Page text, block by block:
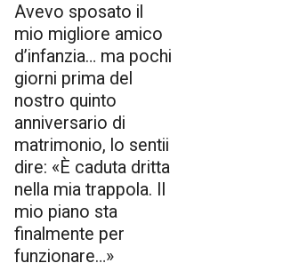
Avevo sposato il
mio migliore amico
d’infanzia… ma pochi
giorni prima del
nostro quinto
anniversario di
matrimonio, lo sentii
dire: «È caduta dritta
nella mia trappola. Il
mio piano sta
finalmente per
funzionare…»